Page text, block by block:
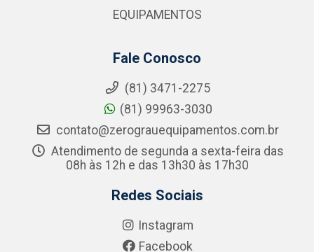
EQUIPAMENTOS
Fale Conosco
(81) 3471-2275
(81) 99963-3030
contato@zerograuequipamentos.com.br
Atendimento de segunda a sexta-feira das
08h às 12h e das 13h30 às 17h30
Redes Sociais
Instagram
Facebook